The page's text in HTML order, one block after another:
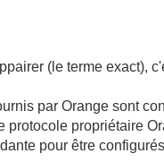
(le terme
par Orange sont
protocole propriétaire
pour être